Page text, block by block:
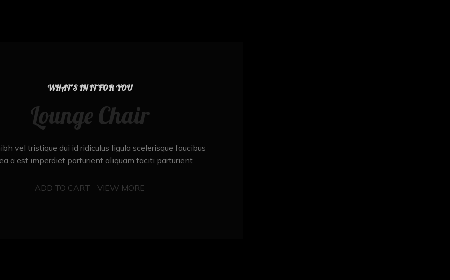
WHAT’S IN IT FOR YOU
Lounge Chair
vel tristique dui id ridiculus ligula scelerisque faucibus
a est imperdiet parturient aliquam taciti parturient.
ADD TO CART VIEW MORE